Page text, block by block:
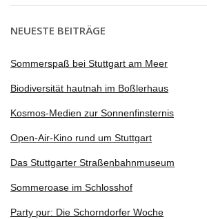
NEUESTE BEITRÄGE
Sommerspaß bei Stuttgart am Meer
Biodiversität hautnah im Boßlerhaus
Kosmos-Medien zur Sonnenfinsternis
Open-Air-Kino rund um Stuttgart
Das Stuttgarter Straßenbahnmuseum
Sommeroase im Schlosshof
Party pur: Die Schorndorfer Woche